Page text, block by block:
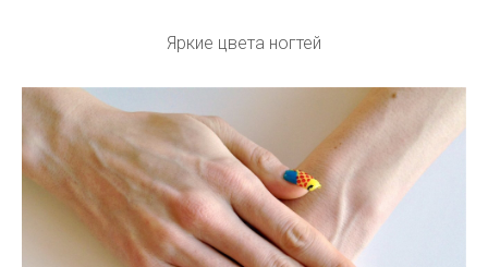
Яркие цвета ногтей